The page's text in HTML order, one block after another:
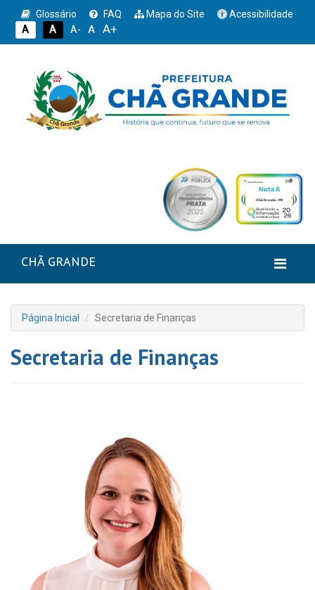
Glossário FAQ Mapa do Site
Acessibilidade
A
A A- A A+
CHÃ GRANDE
Página Inicial Secretaria de Finanças
Secretaria de Finanças